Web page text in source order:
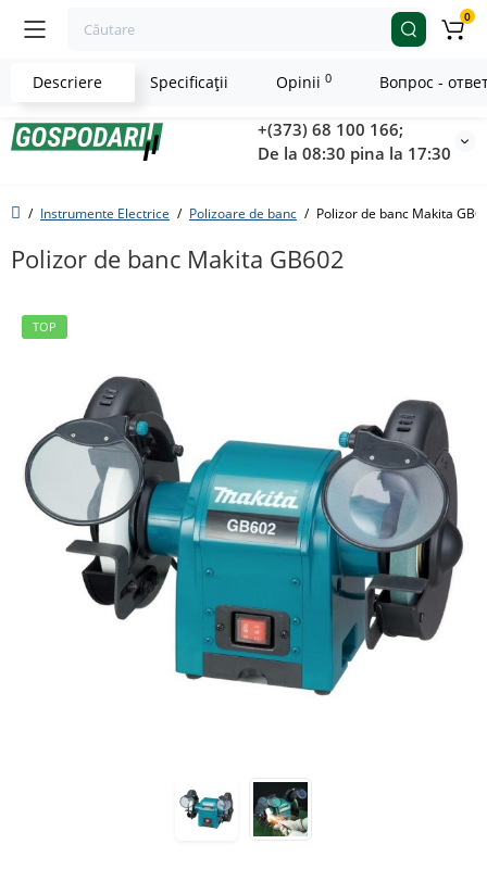
+(373) 68 100 166;
De la 08:30 pina la 17:30
0
Instrumente Electrice Polizoare de banc Polizor de banc Makita
Polizor de banc Makita GB602
TOP
Descriere Specificaţii Opinii 0 Вопрос -